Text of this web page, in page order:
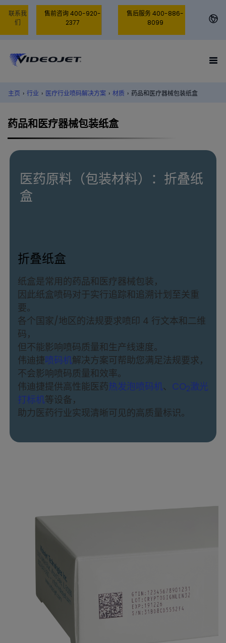
联系我
们
售前咨询 400-920-
2377
售后服务 400-886-
8099
主页 › 行业 › 医疗行业喷码解决方案 › 材质 › 药品和医疗器械包装纸盒
药品和医疗器械包装纸盒
医药原料（包装材料）：折叠纸
盒
折叠纸盒
纸盒是常用的药品和医疗器械包装，
因此纸盒喷码对于实行追踪和追溯计划至关重
要。
各个国家/地区的法规要求喷印 4 行文本和二维
码，
但不能影响喷码质量和生产线速度。
伟迪捷喷码机解决方案可帮助您满足法规要求，
不会影响喷码质量和效率。
伟迪捷提供高性能医药热发泡喷码机、 CO2激光
打标机等设备，
助力医药行业实现清晰可见的高质量标识。